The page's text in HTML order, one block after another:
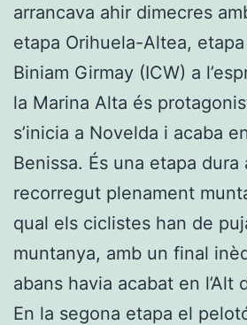
arrancava ahir dimecres
etapa Orihuela-Altea,
Biniam Girmay (ICW) a
la Marina Alta és
s’inicia a Novelda i acaba
Benissa. És una etapa dura
recorregut plenament
qual els ciclistes han de
muntanya, amb un final
abans havia acabat en l’Alt
En la segona etapa el